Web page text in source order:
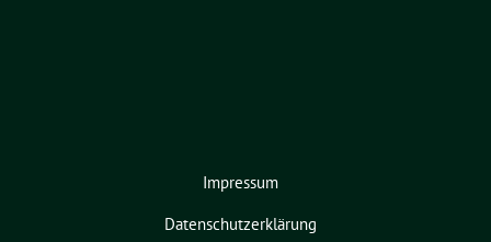
Impressum
Datenschutzerklärung